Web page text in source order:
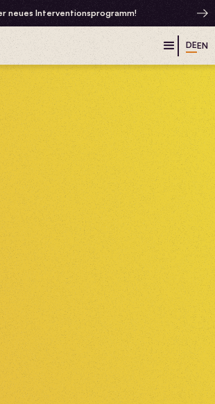
neues Interventionsprogramm!
DEEN